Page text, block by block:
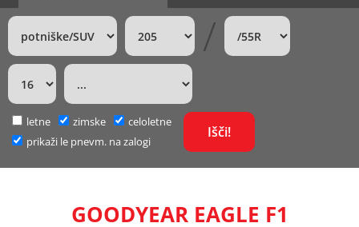
/
letne zimske
celoletne
prikaži le pnevm. na zalogi
GOODYEAR EAGLE F1